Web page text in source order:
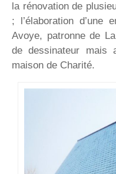
la rénovation de
; l’élaboration d’une
Avoye, patronne de
de dessinateur mais
maison de Charité.